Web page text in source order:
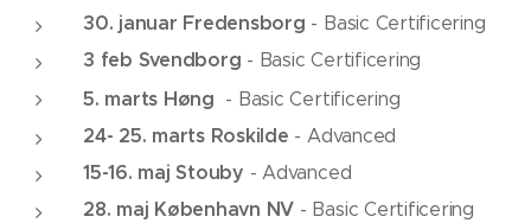
30. januar Fredensborg - Basic Certificering
3 feb Svendborg - Basic Certificering
5. marts Høng - Basic Certificering
24- 25. marts Roskilde - Advanced
15-16. maj Stouby - Advanced
28. maj København NV - Basic Certificering